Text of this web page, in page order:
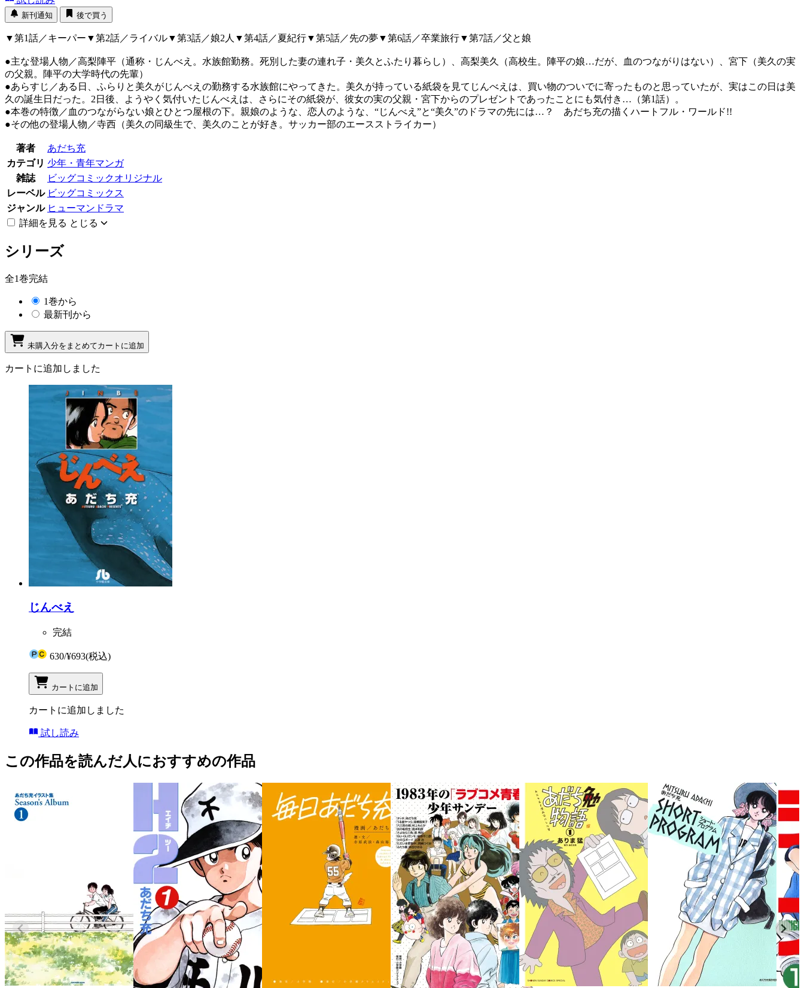
新刊通知 後で買う
▼第1話／キーパー▼第2話／ライバル▼第3話／娘2人▼第4話／夏紀行▼第5話／先の夢▼第6話／卒業旅行▼第7話／父と娘
●主な登場人物／高梨陣平（通称・じんべえ。水族館勤務。死別した妻の連れ子・美久とふたり暮らし）、高梨美久（高校生。陣平の娘…だが、血のつながりはない）、宮下（美久の実
の父親。陣平の大学時代の先輩）
●あらすじ／ある日、ふらりと美久がじんべえの勤務する水族館にやってきた。美久が持っている紙袋を見てじんべえは、買い物のついでに寄ったものと思っていたが、実はこの日は美
久の誕生日だった。2日後、ようやく気付いたじんべえは、さらにその紙袋が、彼女の実の父親・宮下からのプレゼントであったことにも気付き…（第1話）。
●本巻の特徴／血のつながらない娘とひとつ屋根の下。親娘のような、恋人のような、“じんべえ”と“美久”のドラマの先には…？ あだち充の描くハートフル・ワールド!!
●その他の登場人物／寺西（美久の同級生で、美久のことが好き。サッカー部のエースストライカー）
著者
あだち充
カテゴリ 少年・青年マンガ
雑誌
ビッグコミックオリジナル
レーベル ビッグコミックス
ジャンル ヒューマンドラマ
詳細を見る とじる
シリーズ
全1巻完結
1巻から
最新刊から
未購入分をまとめてカートに追加
カートに追加しました
じんべえ
完結
630/¥693(税込)
カートに追加
カートに追加しました
試し読み
この作品を読んだ人におすすめの作品